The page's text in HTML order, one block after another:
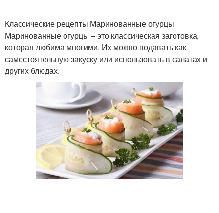
Половинки на зиму Рецепты на зиму
Лук на зиму Растительные масла
Петрушка на зиму
Классические рецепты Маринованные огурцы
Маринованные огурцы – это классическая заготовка,
которая любима многими. Их можно подавать как
самостоятельную закуску или использовать в салатах и
других блюдах.